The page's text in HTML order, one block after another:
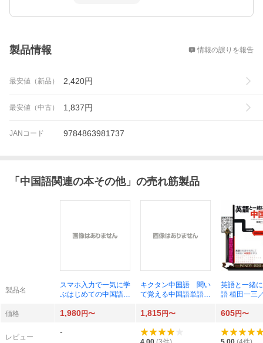
製品情報 情報の誤りを報告
最安値（新品） 2,420円
最安値（中古） 1,837円
JANコード 9784863981737
「 中国語関連の本その他」の売れ筋製品
製品名
スマホ入力で一気に学
ぶはじめての中国語
キクタン中国語 聞い
て覚える中国語単語
版） 内田慶市／監
英語と一緒
語 植田一三
価格
1,980円〜 1,815円〜 605円〜
レビュー
-